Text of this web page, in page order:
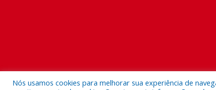
Nós usamos cookies para melhorar sua experiência de